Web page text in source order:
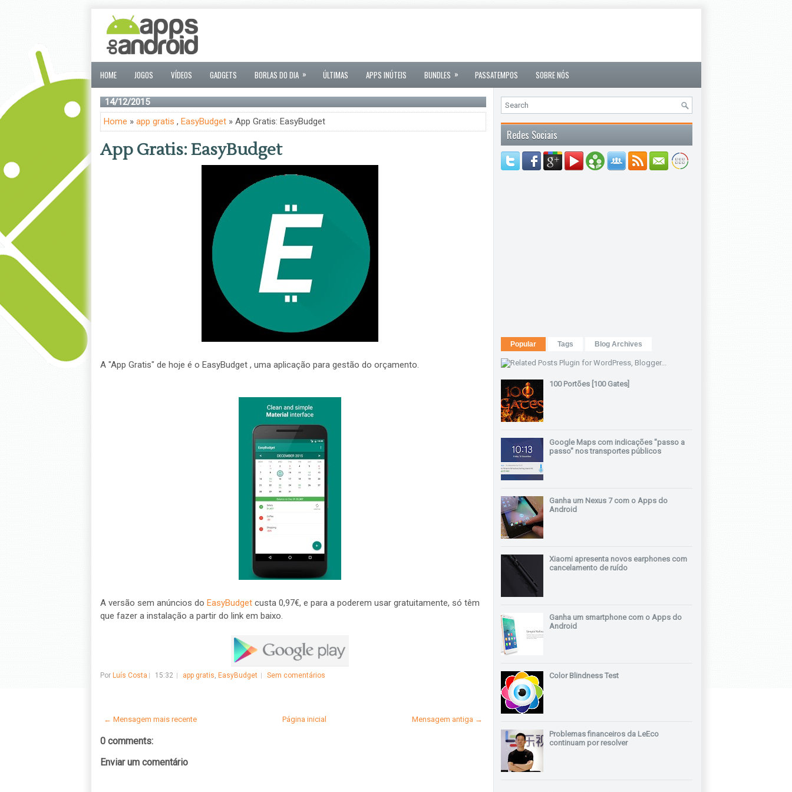
HOME JOGOS VÍDEOS GADGETS BORLAS DO DIA » ÚLTIMAS APPS INÚTEIS BUNDLES » PASSATEMPOS SOBRE NÓS
14/12/2015
Home » app gratis , EasyBudget» App Gratis: EasyBudget
App Gratis: EasyBudget
A "App Gratis" de hoje é o EasyBudget , uma aplicação para gestão do orçamento.
A versão sem anúncios do EasyBudget custa 0,97€, e para a poderem usar gratuitamente, só têm
que fazer a instalação a partir do link em baixo.
Por Luís Costa 15:32 app gratis, EasyBudget Sem comentários
← Mensagem mais recente Mensagem antiga →
Página inicial
0 comments:
Enviar um comentário
Redes Sociais
Popular Tags Blog Archives
100 Portões [100 Gates]
Google Maps com indicações "passo a
passo" nos transportes públicos
Ganha um Nexus 7 com o Apps do
Android
Xiaomi apresenta novos earphones com
cancelamento de ruído
Ganha um smartphone com o Apps do
Android
Color Blindness Test
Problemas financeiros da LeEco
continuam por resolver